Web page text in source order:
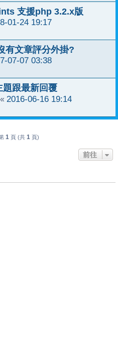
支援php 3.2.x版
01-24 19:17
有文章評分外掛?
07-07 03:38
題跟最新回覆
« 2016-06-16 19:14
1 頁 (共 1 頁)
前往